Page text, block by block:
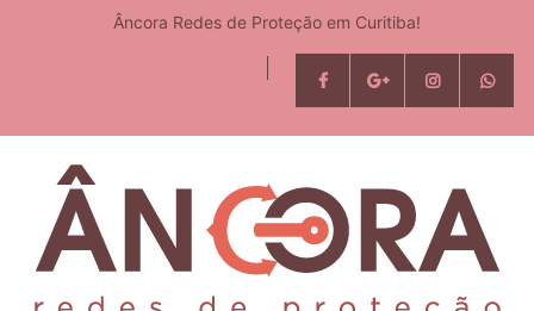
Âncora Redes de Proteção em Curitiba!